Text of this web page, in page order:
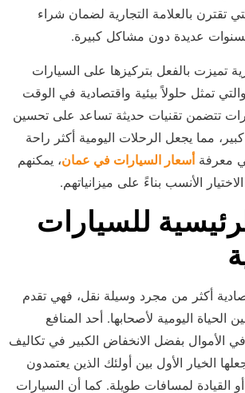
تقترن بالعلامة التجارية لضمان شراء
عديدة دون مشاكل كبيرة.
تميزت بالفعل بتركيزها على السيارات
والتي تمثل حلولاً بيئية واقتصادية في الوقت
تتضمن تقنيات حديثة تساعد على تحسين
مما يجعل الرحلات اليومية أكثر راحة
معرفة أسعار السيارات في عمان، يمكنهم
الأنسب بناءً على ميزانياتهم.
للسيارات
أكثر من مجرد وسيلة نقل، فهي تقدم
الحياة اليومية لأصحابها. أحد المنافع
في الأموال بفضل الانخفاض الكبير في تكاليف
الخيار الأول بين أولئك الذين يعتمدون
القيادة لمسافات طويلة. كما أن السيارات